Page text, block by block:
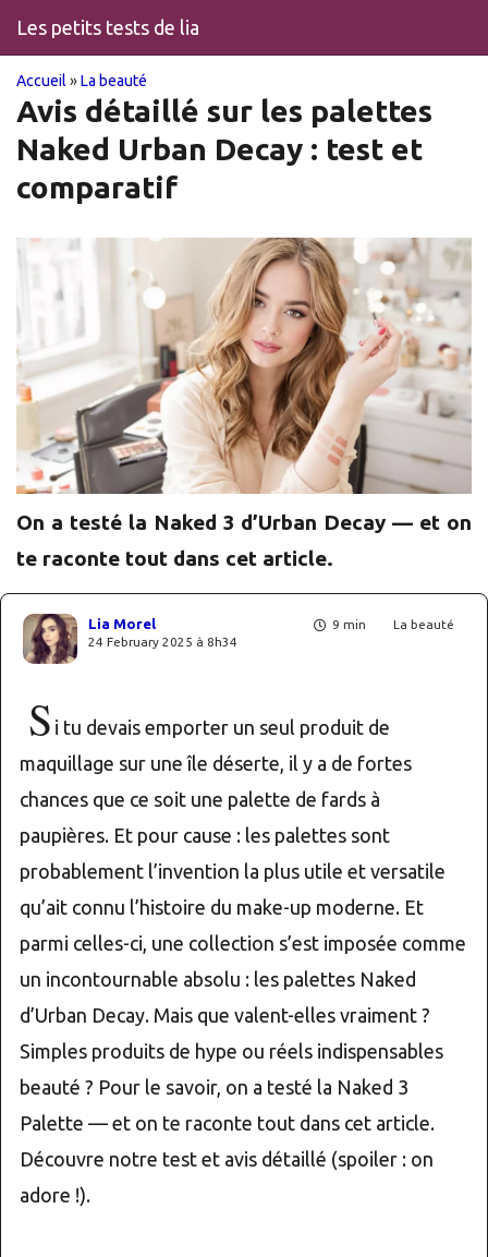
Skip
main
content
Les petits tests de lia
You
are
here
Accueil »La beauté
Avis détaillé sur les palettes
Naked Urban Decay : test et
comparatif
On a testé la Naked 3 d’Urban Decay — et on
te raconte tout dans cet article.
9 min La beauté
Lia Morel
24 February 2025 à 8h34
S i tu devais emporter un seul produit de
maquillage sur une île déserte, il y a de fortes
chances que ce soit une palette de fards à
paupières. Et pour cause : les palettes sont
probablement l’invention la plus utile et versatile
qu’ait connu l’histoire du make-up moderne. Et
parmi celles-ci, une collection s’est imposée comme
un incontournable absolu : les palettes Naked
d’Urban Decay. Mais que valent-elles vraiment ?
Simples produits de hype ou réels indispensables
beauté ? Pour le savoir, on a testé la Naked 3
Palette — et on te raconte tout dans cet article.
Découvre notre test et avis détaillé (spoiler : on
adore !).